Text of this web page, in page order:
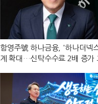
함영주號 하나금융, '하나더넥
계 확대…신탁수수료 2배 증가